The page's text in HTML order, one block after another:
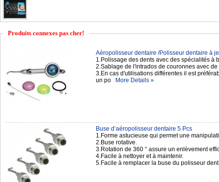
Produits connexes pas cher!
Aéropolisseur dentaire /Polisseur dentaire à
1.Polissage des dents avec des spécialités à
2.Sablage de l'intrados de couronnes avec
3.En cas d'utilisations différentes il est
un po
More Details »
Buse d’aéropolisseur dentaire 5 Pcs
1.Forme astucieuse qui permet une
2.Buse rotative.
3.Rotation de 360 ° assure un enlèvement
4.Facile à nettoyer et à maintenir.
5.Facile à remplacer la buse du polisseur